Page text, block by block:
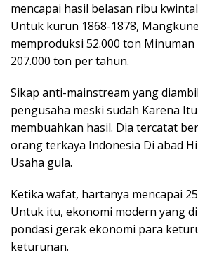
mencapai hasil belasan ribu
Untuk kurun 1868-1878,
memproduksi 52.000 ton
207.000 ton per tahun.
Sikap anti-mainstream yang
pengusaha meski sudah Karena
membuahkan hasil. Dia tercatat
orang terkaya Indonesia Di abad
Usaha gula.
Ketika wafat, hartanya mencapai
Untuk itu, ekonomi modern yang
pondasi gerak ekonomi para
keturunan.